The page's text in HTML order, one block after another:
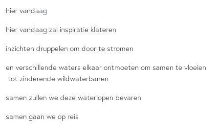
hier vandaag
hier vandaag zal inspiratie klateren
inzichten druppelen om door te stromen
en verschillende waters elkaar ontmoeten om samen te vloeien
tot zinderende wildwaterbanen
samen zullen we deze waterlopen bevaren
samen gaan we op reis